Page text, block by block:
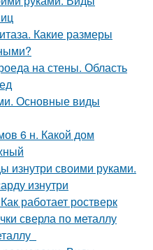
Какие размеры
на стены. Область
Основные виды
6 н. Какой дом
изнутри своими руками.
изнутри
работает ростверк
сверла по металлу